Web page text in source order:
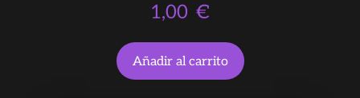
1,00 €
Añadir al carrito